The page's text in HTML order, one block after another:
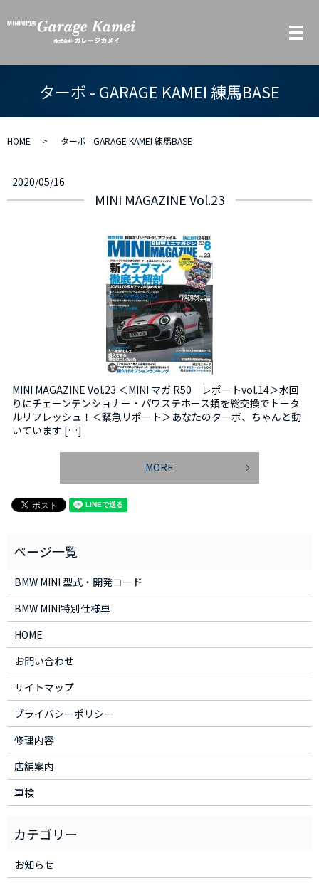
メ
ターボ - GARAGE KAMEI 練馬BASE
HOME ターボ - GARAGE KAMEI 練馬BASE
2020/05/16
MINI MAGAZINE Vol.23
MINI MAGAZINE Vol.23 ＜MINI マガ R50 レポートvol.14＞水回
りにチェーンテンショナー・パワステホース類を総交換でトータ
ルリフレッシュ！＜緊急リポート＞あなたのターボ、ちゃんと動
いています […]
MORE
BMW MINI 型式・開発コード
BMW MINI特別仕様車
HOME
お問い合わせ
サイトマップ
プライバシーポリシー
修理内容
店舗案内
車検
お知らせ